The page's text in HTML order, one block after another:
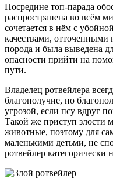
Посредине топ-парада
распространена во всём
сочетается в нём с
качествами, отточенными
порода и была выведена
опасности прийти на
пути.
Владелец ротвейлера
благополучие, но
угрозой, если псу вдруг
Такой же приступ злости
животные, поэтому для
маленькими детьми, не
ротвейлер категорически